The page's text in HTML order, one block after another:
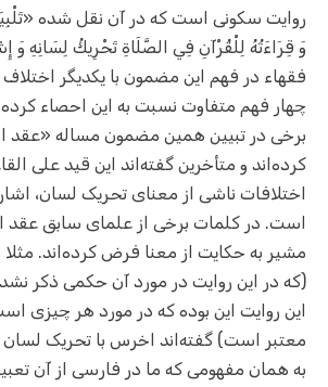
روایت سکونی است که در آن نقل شده
وَ قِرَاءَتُهُ لِلْقُرْآنِ فِي الصَّلَاةِ تَحْرِيكُ لِسَانِهِ وَ
فقهاء در فهم این مضمون با یکدیگر اختلاف
چهار فهم متفاوت نسبت به این احصاء
برخی در تبیین همین مضمون مساله «عقد
کرده‌اند و متأخرین گفته‌اند این قید علی
اختلافات ناشی از معنای تحریک لسان،
است. در کلمات برخی از علمای سابق عقد
مشیر به حکایت از معنا فرض کرده‌اند. مثلا
(که در این روایت در مورد آن حکمی ذکر
این روایت این بوده که در مورد هر چیزی
معتبر است) گفته‌اند اخرس با تحریک لسان
به همان مفهومی که ما در فارسی از آن